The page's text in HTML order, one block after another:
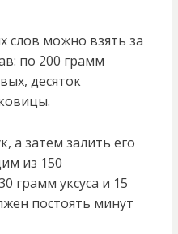
слов можно взять за
по 200 грамм
десяток
а затем залить его
из 150
грамм уксуса и 15
постоять минут